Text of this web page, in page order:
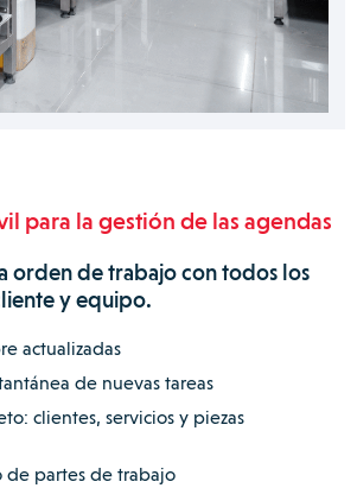
para la gestión de las agendas
orden de trabajo con todos los
y equipo.
actualizadas
de nuevas tareas
clientes, servicios y piezas
de partes de trabajo